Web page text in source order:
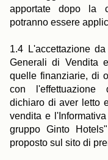
apportate dopo la
potranno essere
1.4 L'accettazione
Generali di Vendita
quelle finanziarie, di
con l'effettuazione
dichiaro di aver letto
vendita e
gruppo Ginto
proposto sul sito di